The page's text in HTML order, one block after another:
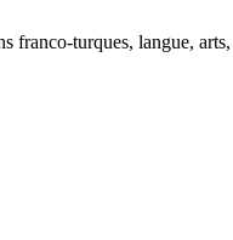
franco-turques, langue,